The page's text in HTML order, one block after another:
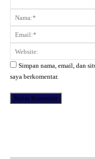
Komentar:
Simpan nama, email, dan
saya berkomentar.